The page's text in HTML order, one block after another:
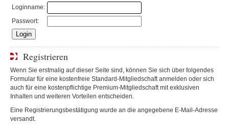
Loginname:
Passwort:
Registrieren
Wenn Sie erstmalig auf dieser Seite sind, können Sie sich über folgendes
Formular für eine kostenfreie Standard-Mitgliedschaft anmelden oder sich
auch für eine kostenpflichtige Premium-Mitgliedschaft mit exklusiven
Inhalten und weiteren Vorteilen entscheiden.
Eine Registrierungsbestätigung wurde an die angegebene E-Mail-Adresse
versandt.